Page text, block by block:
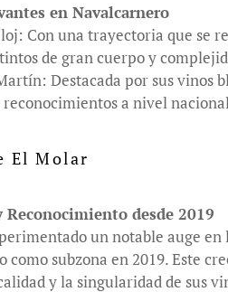
en Navalcarnero
Con una trayectoria que se
de gran cuerpo y
Destacada por sus vinos
a nivel
El Molar
desde 2019
un notable auge
como subzona en 2019. Este
y la singularidad de sus